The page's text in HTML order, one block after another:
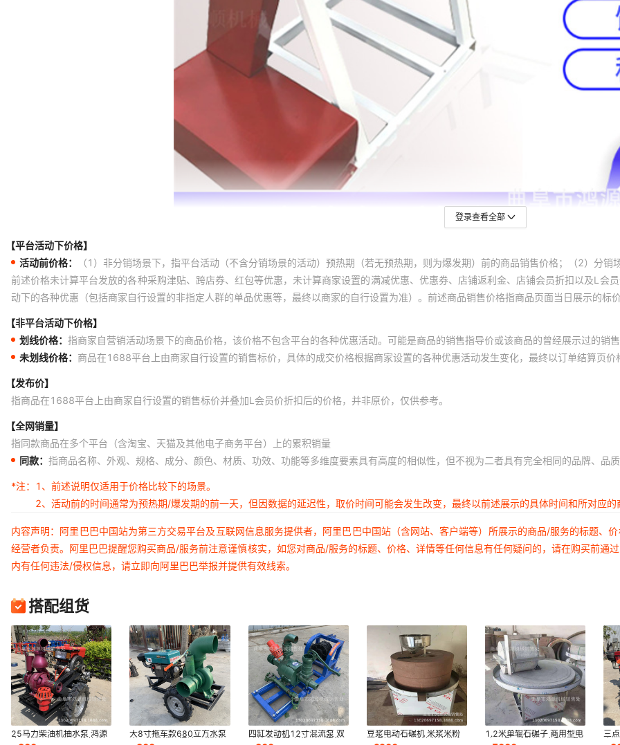
登录查看全部
【平台活动下价格】
活动前价格：
（1）非分销场景下，指平台活动（不含分销场景的活动）预热期（若无预热期，则为爆发期）前的商品销售价格；（2）分
前述价格未计算平台发放的各种采购津贴、跨店券、红包等优惠，未计算商家设置的满减优惠、优惠券、店铺返利金、店铺会员折扣以及L会
动下的各种优惠（包括商家自行设置的非指定人群的单品优惠等，最终以商家的自行设置为准）。前述商品销售价格指商品页面当日展示的
【非平台活动下价格】
划线价格： 指商家自营销活动场景下的商品价格，该价格不包含平台的各种优惠活动。可能是商品的销售指导价或该商品的曾经展示过的销
未划线价格： 商品在1688平台上由商家自行设置的销售标价，具体的成交价格根据商家设置的各种优惠活动发生变化，最终以订单结算页价
【发布价】
指商品在1688平台上由商家自行设置的销售标价并叠加L会员价折扣后的价格，并非原价，仅供参考。
【全网销量】
指同款商品在多个平台（含淘宝、天猫及其他电子商务平台）上的累积销量
同款： 指商品名称、外观、规格、成分、颜色、材质、功效、功能等多维度要素具有高度的相似性，但不视为二者具有完全相同的品牌、品
*注：
1、前述说明仅适用于价格比较下的场景。
2、活动前的时间通常为预热期/爆发期的前一天，但因数据的延迟性，取价时间可能会发生改变，最终以前述展示的具体时间和所对应的
内容声明：阿里巴巴中国站为第三方交易平台及互联网信息服务提供者，阿里巴巴中国站（含网站、客户端等）所展示的商品/服务的标题、
经营者负责。阿里巴巴提醒您购买商品/服务前注意谨慎核实，如您对商品/服务的标题、价格、详情等任何信息有任何疑问的，请在购买前通
内有任何违法/侵权信息，请立即向阿里巴巴举报并提供有效线索。
搭配组货
25马力柴油机抽水泵 鸿源
农田灌溉离心泵 鱼塘换水
大8寸拖车款680立方水泵
农田浇地灌溉混流泵 柴油
四缸发动机12寸混流泵 双
叶轮高扬程喷灌泵 工程施
豆浆电动石碾机 米浆米粉
70型石磨机 香油芝麻酱电
1.2米单辊石碾子 商用型电
动石碾子 低速研磨型石碾
三
农